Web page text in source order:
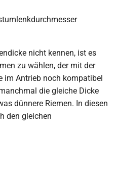
nicht kennen, ist es
zu wählen, der mit der
im Antrieb noch kompatibel
die gleiche Dicke
dünnere Riemen. In diesen
den gleichen